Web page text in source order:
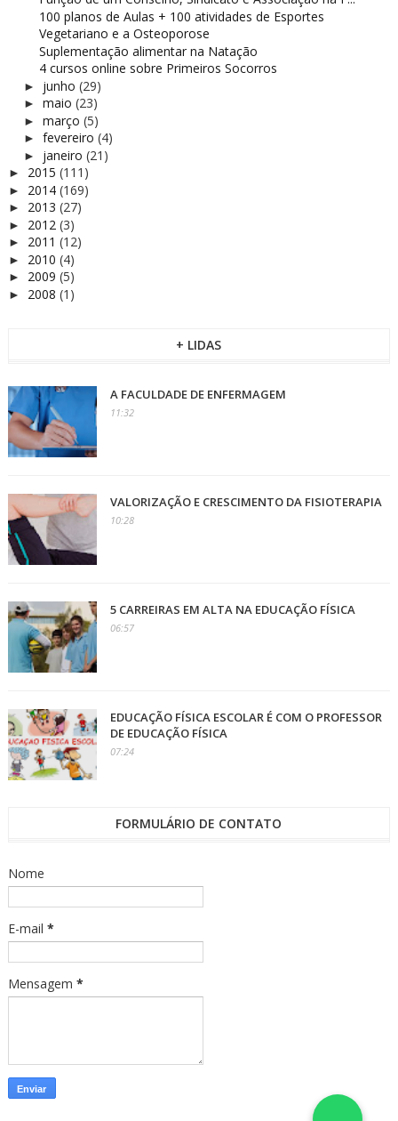
100 planos de Aulas + 100 atividades de Esportes
Vegetariano e a Osteoporose
Suplementação alimentar na Natação
4 cursos online sobre Primeiros Socorros
► junho (29)
► maio (23)
► março (5)
► fevereiro (4)
► janeiro (21)
► 2015 (111)
► 2014 (169)
► 2013 (27)
► 2012 (3)
► 2011 (12)
► 2010 (4)
► 2009 (5)
► 2008 (1)
+ LIDAS
A FACULDADE DE ENFERMAGEM
11:32
VALORIZAÇÃO E CRESCIMENTO DA FISIOTERAPIA
10:28
5 CARREIRAS EM ALTA NA EDUCAÇÃO FÍSICA
06:57
EDUCAÇÃO FÍSICA ESCOLAR É COM O PROFESSOR
DE EDUCAÇÃO FÍSICA
07:24
FORMULÁRIO DE CONTATO
Nome
E-mail *
Mensagem *